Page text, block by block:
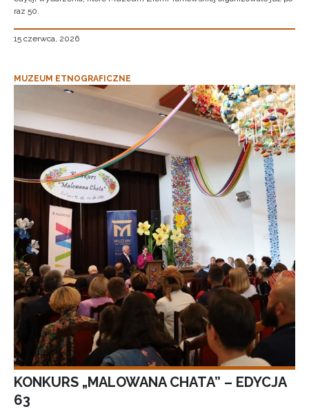
raz 50.
15 czerwca, 2026
MUZEUM ETNOGRAFICZNE
KONKURS „MALOWANA CHATA” – EDYCJA
63